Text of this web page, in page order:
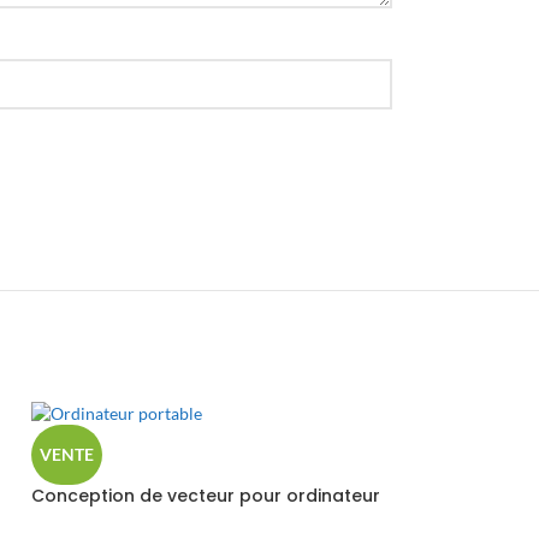
VENTE
Conception de vecteur pour ordinateur